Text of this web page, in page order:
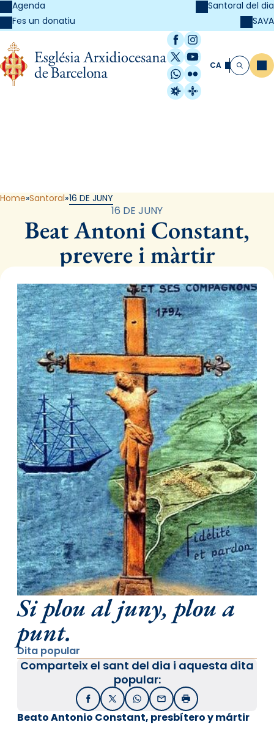
Agenda
Fes un donatiu
Santoral del dia
SAVA
Facebook
Instagram
X / Twitter
YouTube
WhatsApp
Flickr
Radio Estel
Catalunya
CA Cerca
Home Santoral 16 DE JUNY
16 DE JUNY
Beat Antoni Constant,
prevere i màrtir
Si plou al juny, plou a
punt.
Dita popular
Comparteix el sant del dia i aquesta dita
popular:
FacebookX / TwitterWhatsApp
EmailImprimir
Beato Antonio Constant, presbítero y mártir